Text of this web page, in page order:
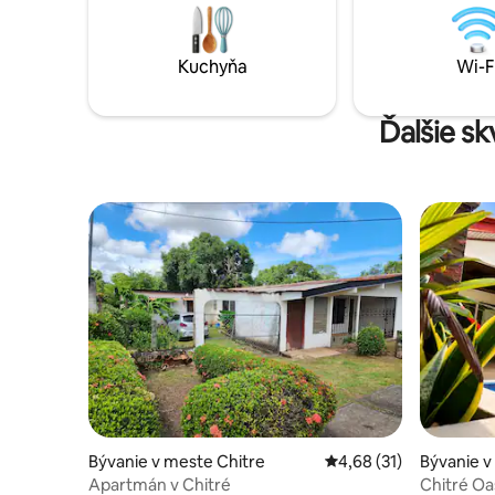
internetom. Pre vaše pohodlie máme v
obývacej izbe klimatizáciu.
v Azuero
Kuchyňa Wi-
Ďalšie
Bývanie v meste Chitre Priemerné
4,68 (31)
Apartmán v Chitré
Bývanie
Chitré